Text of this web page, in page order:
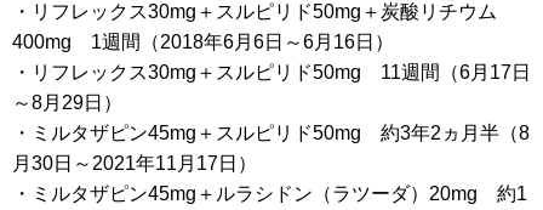
・リフレックス30mg＋スルピリド50mg＋炭酸リチウム
400mg 1週間（2018年6月6日～6月16日）
・リフレックス30mg＋スルピリド50mg 11週間（6月17日
～8月29日）
・ミルタザピン45mg＋スルピリド50mg 約3年2ヵ月半（8
月30日～2021年11月17日）
・ミルタザピン45mg＋ルラシドン（ラツーダ）20mg 約1